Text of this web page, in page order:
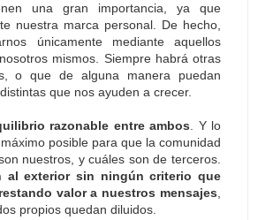
una gran importancia, ya que
nuestra marca personal. De hecho,
únicamente mediante aquellos
mismos. Siempre habrá otras
o que de alguna manera puedan
que nos ayuden a crecer.
razonable entre ambos . Y lo
posible para que la comunidad
nuestros, y cuáles son de terceros.
al exterior sin ningún criterio que
valor a nuestros mensajes
propios quedan diluidos.